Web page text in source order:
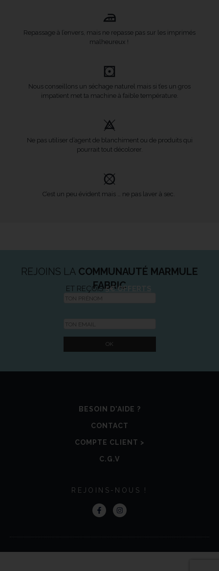
Repassage à l’envers, mais ne repasse pas sur les imprimés
malheureux !
Nous conseillons un séchage naturel mais si t’es un gros
impatient met ta machine à faible température.
Ne pas utiliser d’agent de blanchiment ou de produits qui
pourrait tout décolorer.
C’est un peu évident mais … ne pas laver à sec.
REJOINS LA COMMUNAUTÉ MARMULE
FABRIC
ET REÇOIS5€ OFFERTS
BESOIN D'AIDE ?
CONTACT
COMPTE CLIENT >
C.G.V
REJOINS-NOUS !